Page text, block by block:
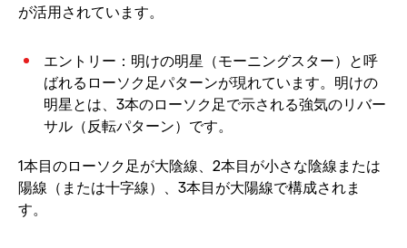
が活用されています。
エントリー：明けの明星（モーニングスター）と呼
ばれるローソク足パターンが現れています。明けの
明星とは、3本のローソク足で示される強気のリバー
サル（反転パターン）です。
1本目のローソク足が大陰線、2本目が小さな陰線または
陽線（または十字線）、3本目が大陽線で構成されま
す。